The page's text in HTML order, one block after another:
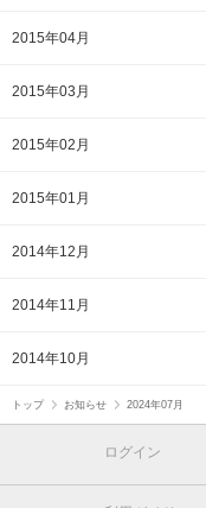
2015年04月
2015年03月
2015年02月
2015年01月
2014年12月
2014年11月
2014年10月
トップ お知らせ 2024年07月
ログイン